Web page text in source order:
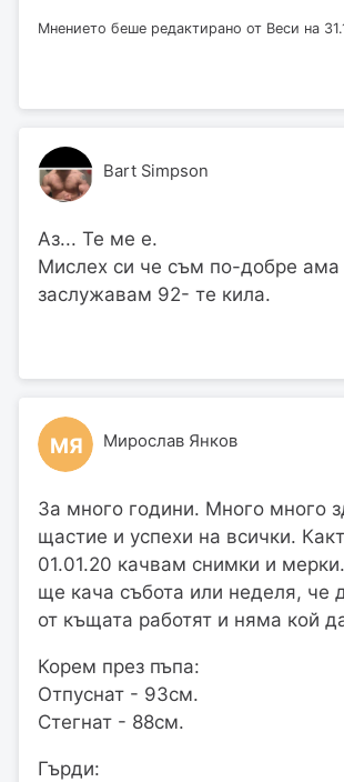
Мнението беше редактирано от Веси на
Bart Simpson
Аз... Те ме е.
Мислех си че съм по-добре ама
заслужавам 92- те кила.
МЯ Мирослав Янков
За много години. Много много
щастие и успехи на всички.
01.01.20 качвам снимки и
ще кача събота или неделя, че
от къщата работят и няма кой
Корем през пъпа:
Отпуснат - 93см.
Стегнат - 88см.
Гърди: